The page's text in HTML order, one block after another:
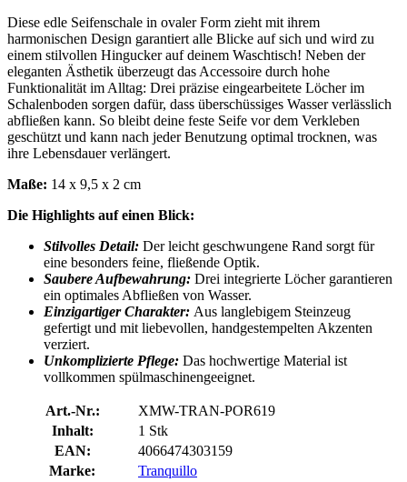
Diese edle Seifenschale in ovaler Form zieht mit ihrem
harmonischen Design garantiert alle Blicke auf sich und wird zu
einem stilvollen Hingucker auf deinem Waschtisch! Neben der
eleganten Ästhetik überzeugt das Accessoire durch hohe
Funktionalität im Alltag: Drei präzise eingearbeitete Löcher im
Schalenboden sorgen dafür, dass überschüssiges Wasser verlässlich
abfließen kann. So bleibt deine feste Seife vor dem Verkleben
geschützt und kann nach jeder Benutzung optimal trocknen, was
ihre Lebensdauer verlängert.
Maße: 14 x 9,5 x 2 cm
Die Highlights auf einen Blick:
Stilvolles Detail: Der leicht geschwungene Rand sorgt für
eine besonders feine, fließende Optik.
Saubere Aufbewahrung: Drei integrierte Löcher garantieren
ein optimales Abfließen von Wasser.
Einzigartiger Charakter: Aus langlebigem Steinzeug
gefertigt und mit liebevollen, handgestempelten Akzenten
verziert.
Unkomplizierte Pflege: Das hochwertige Material ist
vollkommen spülmaschinengeeignet.
Art.-Nr.:
XMW-TRAN-POR619
Inhalt:
1 Stk
EAN:
4066474303159
Marke:
Tranquillo